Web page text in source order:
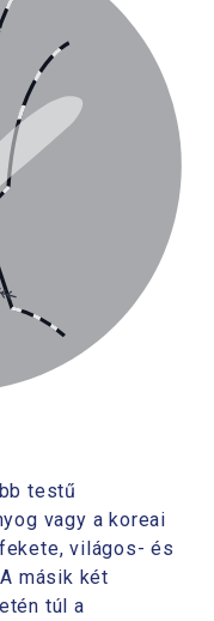
testű
vagy a koreai
világos- és
másik két
túl a